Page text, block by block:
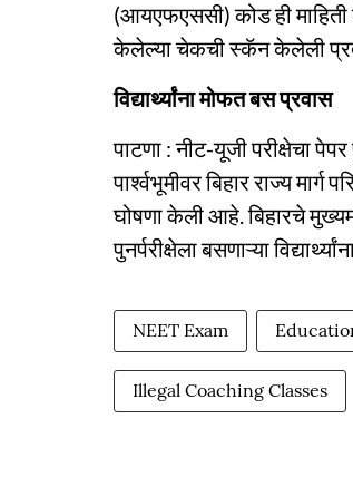
(आयएफएससी) कोड ही माहिती
केलेल्या चेकची स्कॅन केलेली
विद्यार्थ्यांना मोफत बस प्रवास
पाटणा : नीट-यूजी परीक्षेचा
पार्श्वभूमीवर बिहार राज्य
घोषणा केली आहे. बिहारचे
पुनर्परीक्षेला बसणाऱ्या
NEET Exam
Illegal Coaching Classes